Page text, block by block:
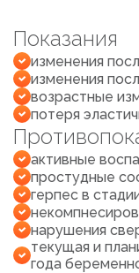
Показания
изменения
изменения
возрастные
потеря
активные
простудные
герпес в
нарушения
текущая и
года